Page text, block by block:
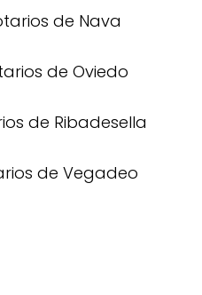
de Nava
de Oviedo
de Ribadesella
de Vegadeo